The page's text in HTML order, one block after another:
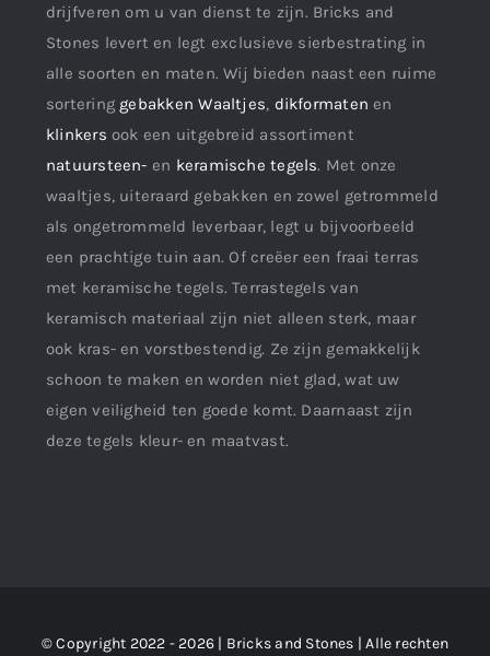
drijfveren om u van dienst te zijn. Bricks and
Stones levert en legt exclusieve sierbestrating in
alle soorten en maten. Wij bieden naast een ruime
sortering gebakken Waaltjes, dikformaten en
klinkers ook een uitgebreid assortiment
natuursteen- en keramische tegels. Met onze
waaltjes, uiteraard gebakken en zowel getrommeld
als ongetrommeld leverbaar, legt u bijvoorbeeld
een prachtige tuin aan. Of creëer een fraai terras
met keramische tegels. Terrastegels van
keramisch materiaal zijn niet alleen sterk, maar
ook kras- en vorstbestendig. Ze zijn gemakkelijk
schoon te maken en worden niet glad, wat uw
eigen veiligheid ten goede komt. Daarnaast zijn
deze tegels kleur- en maatvast.
© Copyright 2022 - 2026 | Bricks and Stones | Alle rechten